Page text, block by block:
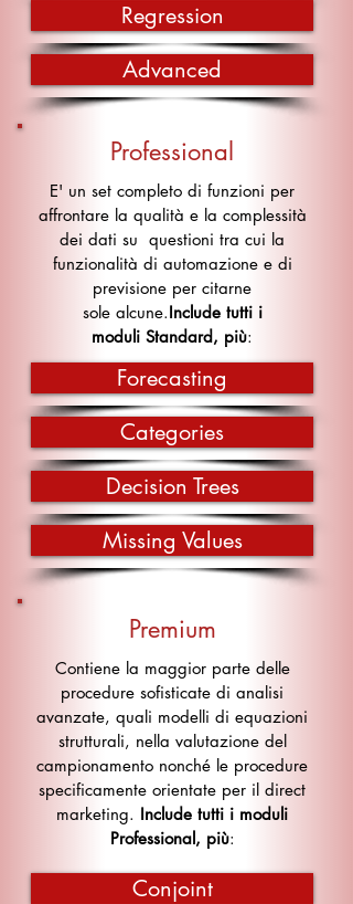
Regression
Advanced
Professional
E' un set completo di funzioni per
affrontare la qualità e la complessità
dei dati su questioni tra cui la
funzionalità di automazione e di
previsione per citarne
sole alcune.Include tutti i
moduli Standard, più:
Forecasting
Categories
Decision Trees
Missing Values
Premium
Contiene la maggior parte delle
procedure sofisticate di analisi
avanzate, quali modelli di equazioni
strutturali, nella valutazione del
campionamento nonché le procedure
specificamente orientate per il direct
marketing. Include tutti i moduli
Professional, più:
Conjoint